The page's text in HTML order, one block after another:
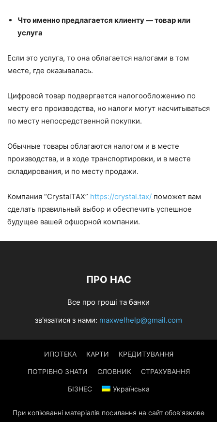
Что именно предлагается клиенту — товар или
услуга
Если это услуга, то она облагается налогами в том
месте, где оказывалась.
Цифровой товар подвергается налогообложению по
месту его производства, но налоги могут насчитываться
по месту непосредственной покупки.
Обычные товары облагаются налогом и в месте
производства, и в ходе транспортировки, и в месте
складирования, и по месту продажи.
Компания “CrystalTAX” https://crystal.tax/ поможет вам
сделать правильный выбор и обеспечить успешное
будущее вашей офшорной компании.
ПРО НАС
Все про гроші та банки
зв'язатися з нами: maxwelhelp@gmail.com
ИПОТЕКА КАРТИ КРЕДИТУВАННЯ
ПОТРІБНО ЗНАТИ СЛОВНИК СТРАХУВАННЯ
БІЗНЕС Українська
При копіюванні матеріалів посилання на сайт обов'язкове